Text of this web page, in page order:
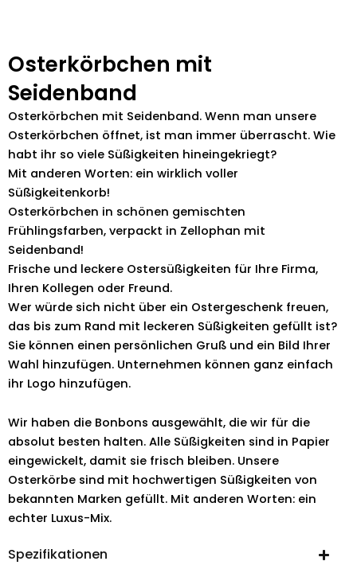
Osterkörbchen mit
Seidenband
Osterkörbchen mit Seidenband. Wenn man unsere
Osterkörbchen öffnet, ist man immer überrascht. Wie
habt ihr so viele Süßigkeiten hineingekriegt?
Mit anderen Worten: ein wirklich voller
Süßigkeitenkorb!
Osterkörbchen in schönen gemischten
Frühlingsfarben, verpackt in Zellophan mit
Seidenband!
Frische und leckere Ostersüßigkeiten für Ihre Firma,
Ihren Kollegen oder Freund.
Wer würde sich nicht über ein Ostergeschenk freuen,
das bis zum Rand mit leckeren Süßigkeiten gefüllt ist?
Sie können einen persönlichen Gruß und ein Bild Ihrer
Wahl hinzufügen. Unternehmen können ganz einfach
ihr Logo hinzufügen.
Wir haben die Bonbons ausgewählt, die wir für die
absolut besten halten. Alle Süßigkeiten sind in Papier
eingewickelt, damit sie frisch bleiben. Unsere
Osterkörbe sind mit hochwertigen Süßigkeiten von
bekannten Marken gefüllt. Mit anderen Worten: ein
echter Luxus-Mix.
Spezifikationen